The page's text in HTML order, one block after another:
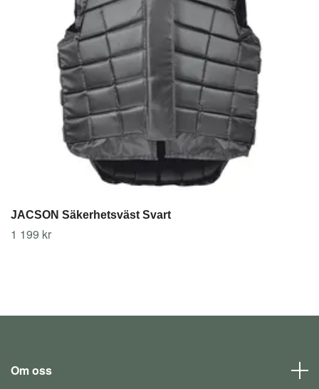
JACSON Säkerhetsväst Svart
1 199 kr
Om oss